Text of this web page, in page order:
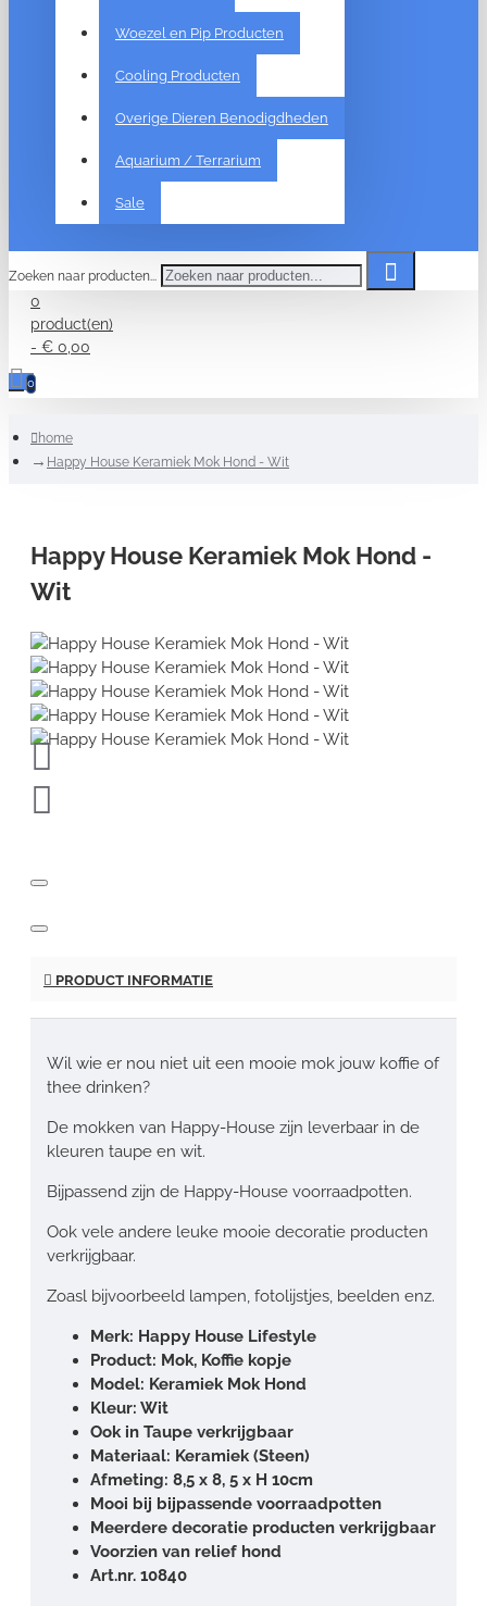
Woezel en Pip Producten
Cooling Producten
Overige Dieren Benodigdheden
Aquarium / Terrarium
Sale
Zoeken naar producten...
0
product(en)
- € 0,00
0
home
Happy House Keramiek Mok Hond - Wit
Happy House Keramiek Mok Hond -
Wit
PRODUCT INFORMATIE
Wil wie er nou niet uit een mooie mok jouw koffie of
thee drinken?
De mokken van Happy-House zijn leverbaar in de
kleuren taupe en wit.
Bijpassend zijn de Happy-House voorraadpotten.
Ook vele andere leuke mooie decoratie producten
verkrijgbaar.
Zoasl bijvoorbeeld lampen, fotolijstjes, beelden enz.
Merk: Happy House Lifestyle
Product: Mok, Koffie kopje
Model: Keramiek Mok Hond
Kleur: Wit
Ook in Taupe verkrijgbaar
Materiaal: Keramiek (Steen)
Afmeting: 8,5 x 8, 5 x H 10cm
Mooi bij bijpassende voorraadpotten
Meerdere decoratie producten verkrijgbaar
Voorzien van relief hond
Art.nr. 10840